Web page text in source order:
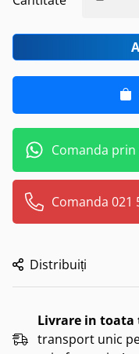
Comanda prin
Comanda 021
Distribuiți
Livrare in toata
transport unic